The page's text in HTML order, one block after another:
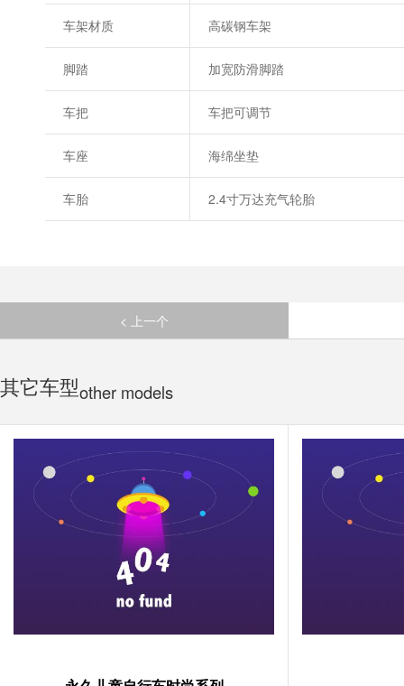
车架材质 高碳钢车架
脚踏 加宽防滑脚踏
车把 车把可调节
车座 海绵坐垫
车胎 2.4寸万达充气轮胎
< 上一个
其它车型other models